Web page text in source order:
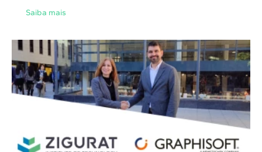
Saiba mais